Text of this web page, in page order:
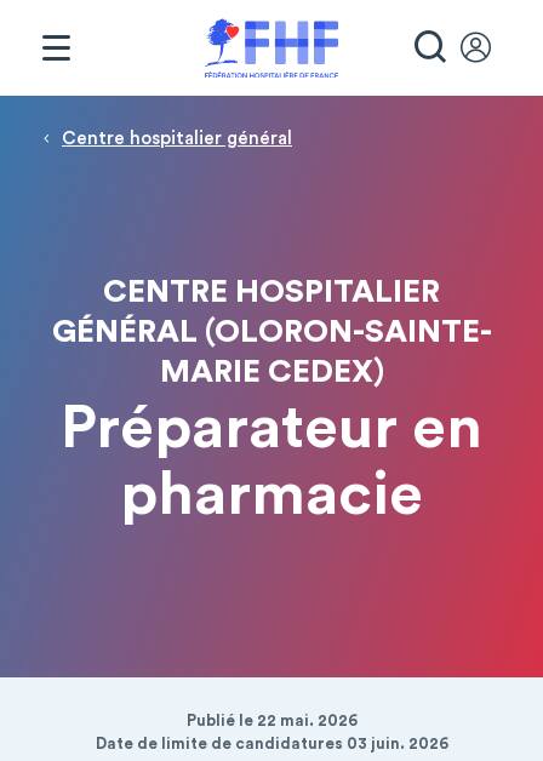
Fil d'Ariane
Centre hospitalier général
CENTRE HOSPITALIER
GÉNÉRAL (OLORON-SAINTE-
MARIE CEDEX)
Préparateur en
pharmacie
Publié le 22 mai. 2026
Date de limite de candidatures 03 juin. 2026
Panneau de gestion des cookies